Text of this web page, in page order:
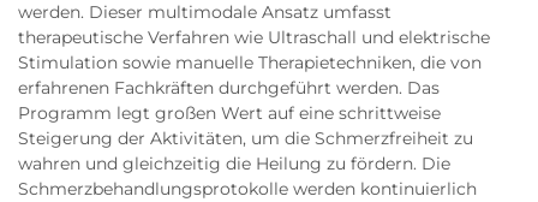
werden. Dieser multimodale Ansatz umfasst
therapeutische Verfahren wie Ultraschall und elektrische
Stimulation sowie manuelle Therapietechniken, die von
erfahrenen Fachkräften durchgeführt werden. Das
Programm legt großen Wert auf eine schrittweise
Steigerung der Aktivitäten, um die Schmerzfreiheit zu
wahren und gleichzeitig die Heilung zu fördern. Die
Schmerzbehandlungsprotokolle werden kontinuierlich